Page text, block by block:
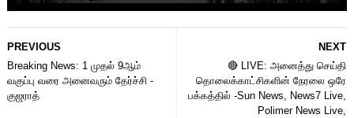
NEXT
🔴 LIVE: அனைத்து செய்தி
தொலைக்காட்சிகளின் நேரலை ஒரே
பக்கத்தில் -Sun News, News7 Live,
Polimer News Live,
PREVIOUS
Breaking News: 1 முதல் 9ஆம்
வகுப்பு வரை அனைவரும் தேர்ச்சி -
குஜராத்